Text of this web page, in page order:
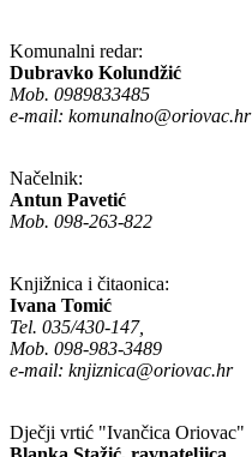
Komunalni redar:
Dubravko Kolundžić
Mob. 0989833485
e-mail: komunalno@oriovac.hr
Načelnik:
Antun Pavetić
Mob. 098-263-822
Knjižnica i čitaonica:
Ivana Tomić
Tel. 035/430-147,
Mob. 098-983-3489
e-mail: knjiznica@oriovac.hr
Dječji vrtić "Ivančica Oriovac"